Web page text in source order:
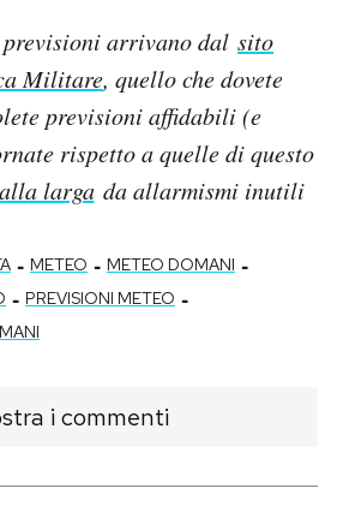
previsioni arrivano dal sito
Militare, quello che dovete
previsioni affidabili (e
rispetto a quelle di questo
largada allarmismi inutili
- METEO - METEO DOMANI -
- PREVISIONI METEO -
i commenti